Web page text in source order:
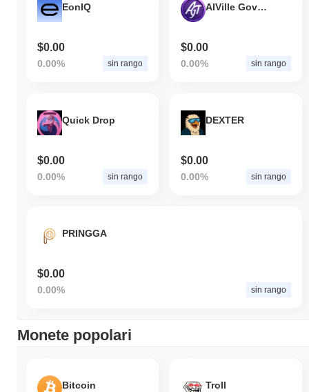
Negli ultimi 7 giorni, tomiNet ha guadagnato0.00%,
un guadagno del
. Ciò indica un ritardo temporaneo
nell'azione del prezzo di TOMI rispetto allo slancio del mercato
più ampio.
EonIQ
$0.00
0.00% sin rango
AIVille Governance Token
$0.00
0.00% sin rango
Quick Drop
$0.00
0.00% sin rango
DEXTER
$0.00
0.00% sin rango
PRINGGA
$0.00
0.00% sin rango
Monete popolari
Bitcoin Troll